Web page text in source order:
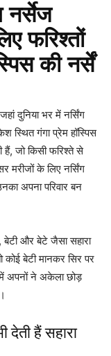
नर्सेज
फरिश्तों
की नर्सें
दुनिया भर में नर्सिंग
स्थित गंगा प्रेम हॉस्पिस
हैं, जो किसी फरिश्ते से
मरीजों के लिए नर्सिंग
अपना परिवार बन
बेटी और बेटे जैसा सहारा
कोई बेटी मानकर सिर पर
में अपनों ने अकेला छोड़
देती हैं सहारा